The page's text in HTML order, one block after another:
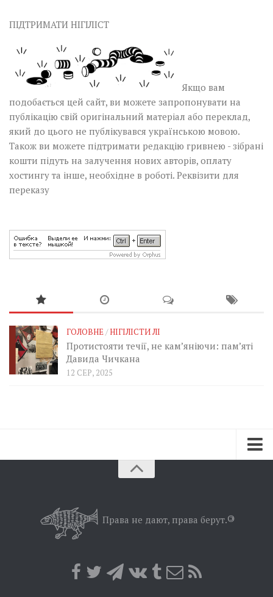
ПІДТРИМАТИ НІГІЛІСТ
Якщо вам
подобається цей сайт, ви можете запропонувати на
публікацію свій оригінальний матеріал або переклад,
який до цього не публікувався українською мовою.
Також ви можете підтримати редакцію гривнею - зібрані
кошти підуть на залучення нових авторів, оплату
хостингу та інше, необхідне в роботі. Реквізити для
переказу
ГОЛОВНЕ/НІГІЛІСТИ ЛІ
Протистояти течії, не кам’яніючи: пам’яті
Давида Чичкана
12 СЕР, 2025
Позиція
Права не дают, права берут.©